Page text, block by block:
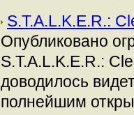
S.T.A.L.K.E.R.:
Опубликовано
S.T.A.L.K.E.R.:
доводилось
полнейшим